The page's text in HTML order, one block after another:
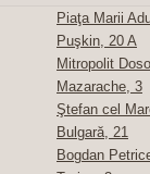
Piaţa Marii
Puşkin, 20 A
Mitropolit
Mazarache, 3
Ştefan cel
Bulgară, 21
Bogdan